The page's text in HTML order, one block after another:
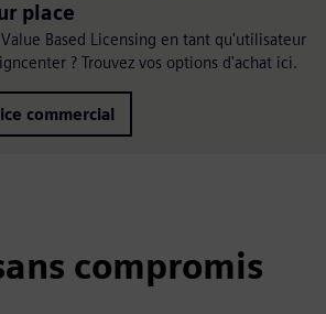
place
Based Licensing en tant qu'utilisateur
? Trouvez vos options d'achat ici.
commercial
compromis